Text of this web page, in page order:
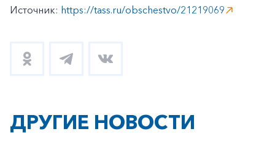
Источник: https://tass.ru/obschestvo/21219069
ДРУГИЕ НОВОСТИ